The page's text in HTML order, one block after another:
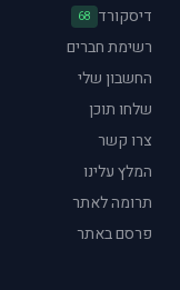
דיסקורד 68
רשימת חברים
החשבון שלי
שלחו תוכן
צרו קשר
המלץ עלינו
תרומה לאתר
פרסם באתר